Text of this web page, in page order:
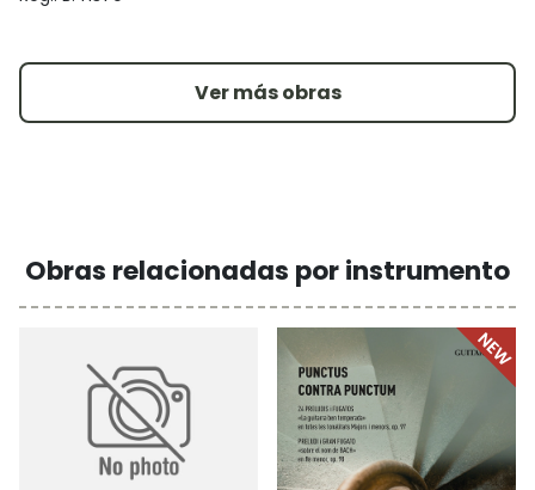
Ver más obras
Obras relacionadas por instrumento